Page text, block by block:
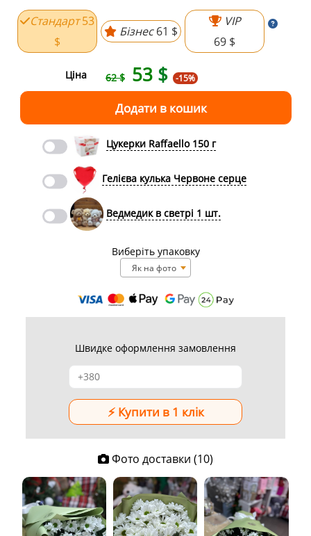
Стандарт 53
$
Бізнес 61 $
VIP
69 $
Ціна 62 $ 53 $ -15%
Цукерки Raffaello 150 г
Гелієва кулька Червоне серце
Ведмедик в светрі 1 шт.
Виберіть упаковку
Як на фото
Швидке оформлення замовлення
Фото доставки (10)